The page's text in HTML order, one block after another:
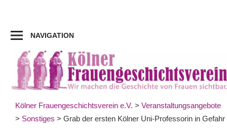
springen
NAVIGATION
Kölner Frauengeschichtsverein e.V. > Veranstaltungsangebote
> Sonstiges > Grab der ersten Kölner Uni-Professorin in Gefahr